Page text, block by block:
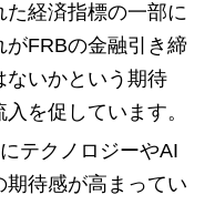
た経済指標の一部に
FRBの金融引き締
ないかという期待
を促しています。
テクノロジーやAI
期待感が高まってい